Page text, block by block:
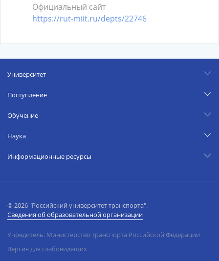
Официальный сайт
https://rut-miit.ru/depts/22746
Университет
Поступление
Обучение
Наука
Информационные ресурсы
© 2026 "Российский университет транспорта".
Сведения об образовательной организации
Учредитель: Министерство транспорта Российской Федерации
Версия для слабовидящих